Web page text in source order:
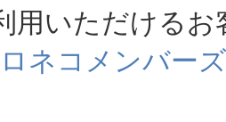
いただけるお
ネコメンバーズ